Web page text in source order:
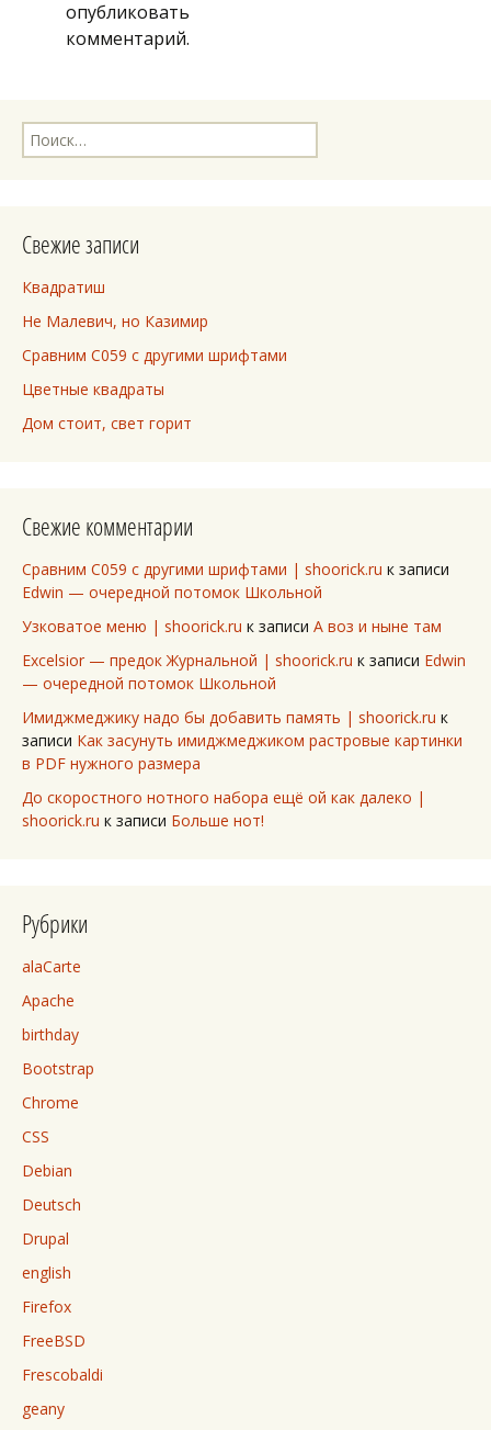
опубликовать
комментарий.
Найти:
Свежие записи
Квадратиш
Не Малевич, но Казимир
Сравним C059 с другими шрифтами
Цветные квадраты
Дом стоит, свет горит
Свежие комментарии
Сравним C059 с другими шрифтами | shoorick.ru к записи
Edwin — очередной потомок Школьной
Узковатое меню | shoorick.ru к записи А воз и ныне там
Excelsior — предок Журнальной | shoorick.ru к записи Edwin
— очередной потомок Школьной
Имиджмеджику надо бы добавить память | shoorick.ru к
записи Как засунуть имиджмеджиком растровые картинки
в PDF нужного размера
До скоростного нотного набора ещё ой как далеко |
shoorick.ru к записи Больше нот!
Рубрики
alaCarte
Apache
birthday
Bootstrap
Chrome
CSS
Debian
Deutsch
Drupal
english
Firefox
FreeBSD
Frescobaldi
geany